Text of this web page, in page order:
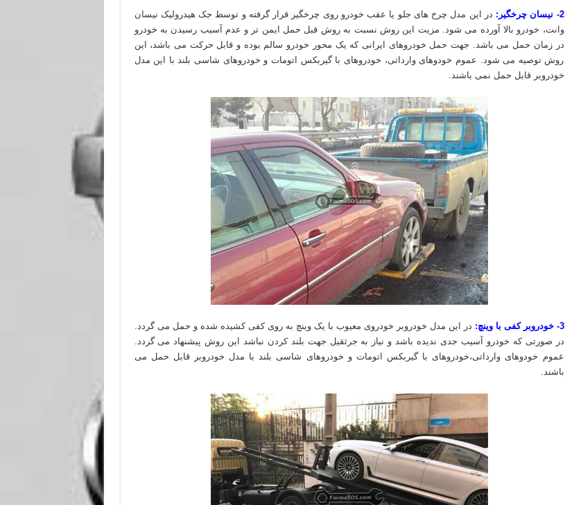
2- نیسان چرخگیر:
در این مدل چرخ های جلو یا عقب خودرو روی چرخگیر قرار گرفته و توسط جک هیدرولیک نیسان
وانت، خودرو بالا آورده می شود. مزیت این روش نسبت به روش قبل حمل ایمن تر و عدم آسیب رسیدن به خودرو
در زمان حمل می باشد. جهت حمل خودروهای ایرانی که یک محور خودرو سالم بوده و قابل حرکت می باشد، این
روش توصیه می شود. عموم خودوهای وارداتی، خودروهای با گیربکس اتومات و خودروهای شاسی بلند با این مدل
خودروبر قابل حمل نمی باشند.
3- خودروبر کفی با وینچ:
در این مدل خودروبر خودروی معیوب با یک وینچ به روی کفی کشیده شده و حمل می گردد.
در صورتی که خودرو آسیب جدی ندیده باشد و نیاز به جرثقیل جهت بلند کردن نباشد این روش پیشنهاد می گردد.
عموم خودوهای وارداتی،خودروهای با گیربکس اتومات و خودروهای شاسی بلند با مدل خودروبر قابل حمل می
باشند.